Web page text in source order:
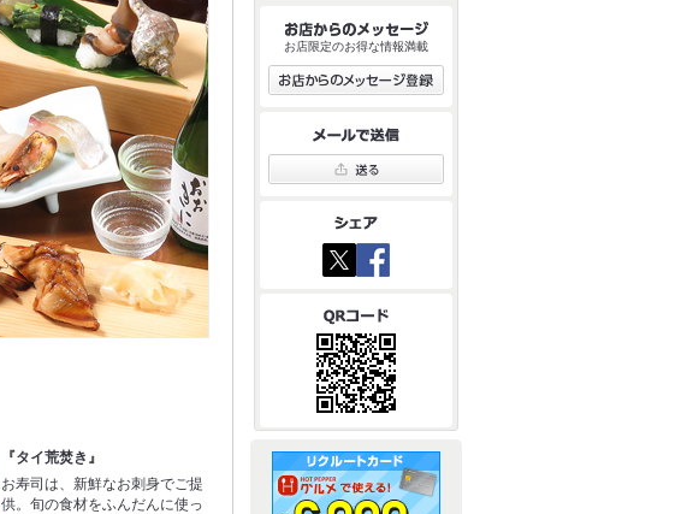
『タイ荒焚き』
お寿司は、新鮮なお刺身でご提
供。旬の食材をふんだんに使っ
お店限定のお得な情報満載